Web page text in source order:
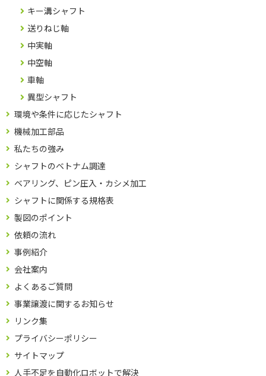
キー溝シャフト
送りねじ軸
中実軸
中空軸
車軸
異型シャフト
環境や条件に応じたシャフト
機械加工部品
私たちの強み
シャフトのベトナム調達
ベアリング、ピン圧入・カシメ加工
シャフトに関係する規格表
製図のポイント
依頼の流れ
事例紹介
会社案内
よくあるご質問
事業譲渡に関するお知らせ
リンク集
プライバシーポリシー
サイトマップ
人手不足を自動化ロボットで解決